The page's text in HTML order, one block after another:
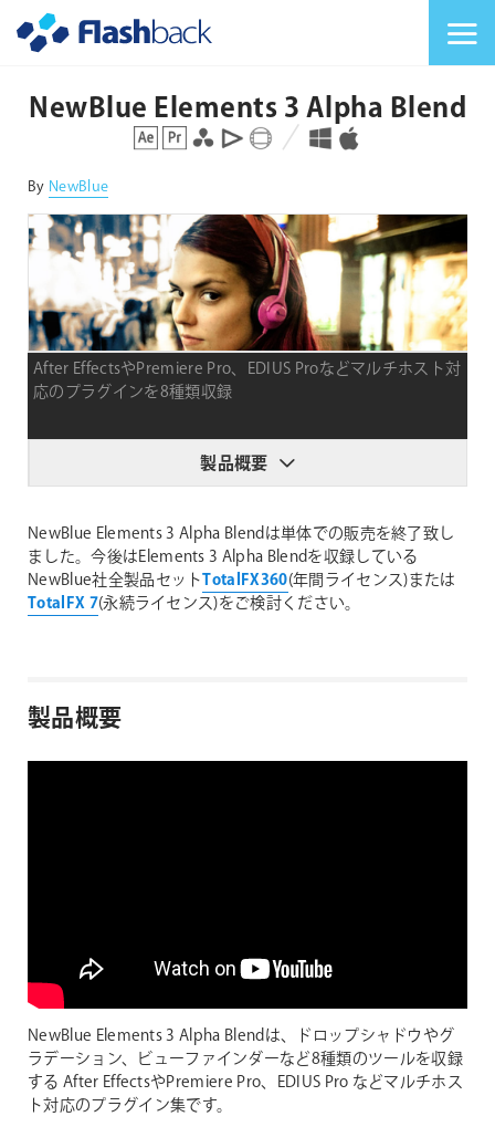
NewBlue Elements 3 Alpha Blend
対応プラットフォーム 対応OS
By NewBlue
After EffectsやPremiere Pro、EDIUS Proなどマルチホスト対
応のプラグインを8種類収録
製品概要
NewBlue Elements 3 Alpha Blendは単体での販売を終了致し
ました。今後はElements 3 Alpha Blendを収録している
NewBlue社全製品セットTotalFX360(年間ライセンス)または
TotalFX 7(永続ライセンス)をご検討ください。
製品概要
NewBlue Elements 3 Alpha Blendは、ドロップシャドウやグ
ラデーション、ビューファインダーなど8種類のツールを収録
する After EffectsやPremiere Pro、EDIUS Pro などマルチホス
ト対応のプラグイン集です。